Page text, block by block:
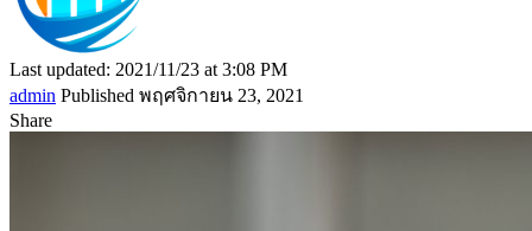
Last updated: 2021/11/23 at 3:08 PM
admin Published พฤศจิกายน 23, 2021
Share